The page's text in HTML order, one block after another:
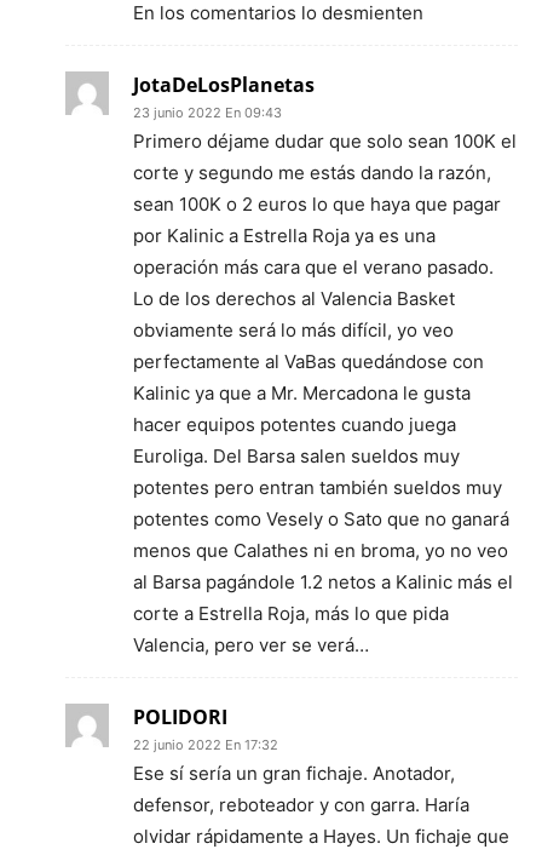
En los comentarios lo desmienten
JotaDeLosPlanetas
23 junio 2022 En 09:43
Primero déjame dudar que solo sean 100K el
corte y segundo me estás dando la razón,
sean 100K o 2 euros lo que haya que pagar
por Kalinic a Estrella Roja ya es una
operación más cara que el verano pasado.
Lo de los derechos al Valencia Basket
obviamente será lo más difícil, yo veo
perfectamente al VaBas quedándose con
Kalinic ya que a Mr. Mercadona le gusta
hacer equipos potentes cuando juega
Euroliga. Del Barsa salen sueldos muy
potentes pero entran también sueldos muy
potentes como Vesely o Sato que no ganará
menos que Calathes ni en broma, yo no veo
al Barsa pagándole 1.2 netos a Kalinic más el
corte a Estrella Roja, más lo que pida
Valencia, pero ver se verá…
POLIDORI
22 junio 2022 En 17:32
Ese sí sería un gran fichaje. Anotador,
defensor, reboteador y con garra. Haría
olvidar rápidamente a Hayes. Un fichaje que